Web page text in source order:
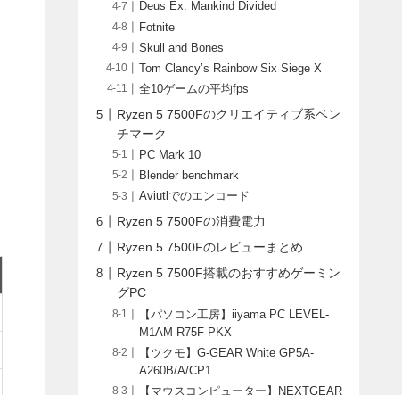
Deus Ex: Mankind Divided
Fotnite
Skull and Bones
Tom Clancy’s Rainbow Six Siege X
全10ゲームの平均fps
Ryzen 5 7500Fのクリエイティブ系ベン
チマーク
PC Mark 10
Blender benchmark
Aviutlでのエンコード
Ryzen 5 7500Fの消費電力
Ryzen 5 7500Fのレビューまとめ
Ryzen 5 7500F搭載のおすすめゲーミン
グPC
【パソコン工房】iiyama PC LEVEL-
M1AM-R75F-PKX
【ツクモ】G-GEAR White GP5A-
A260B/A/CP1
【マウスコンピューター】NEXTGEAR